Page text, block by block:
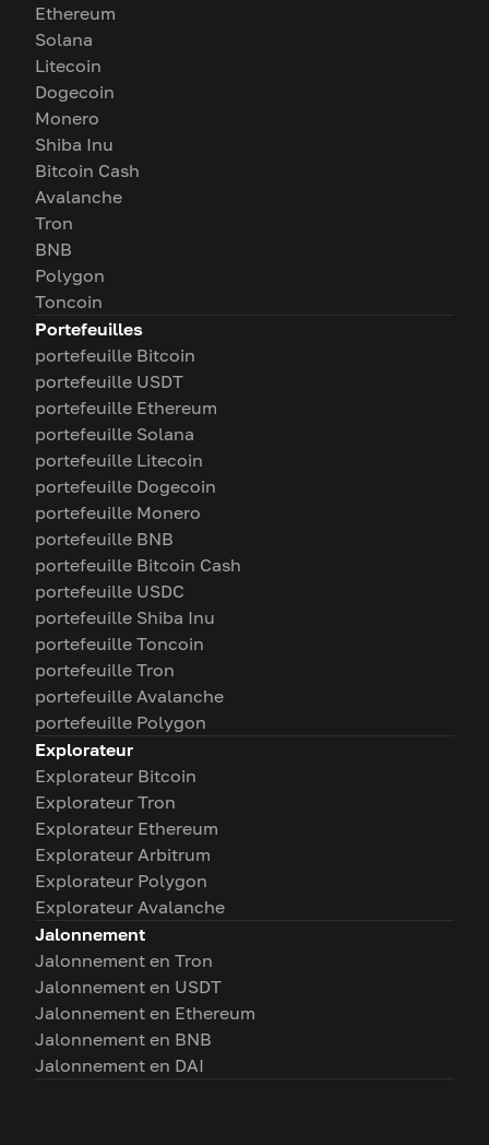
Ethereum
Solana
Litecoin
Dogecoin
Monero
Shiba Inu
Bitcoin Cash
Avalanche
Tron
BNB
Polygon
Toncoin
Portefeuilles
portefeuille Bitcoin
portefeuille USDT
portefeuille Ethereum
portefeuille Solana
portefeuille Litecoin
portefeuille Dogecoin
portefeuille Monero
portefeuille BNB
portefeuille Bitcoin Cash
portefeuille USDC
portefeuille Shiba Inu
portefeuille Toncoin
portefeuille Tron
portefeuille Avalanche
portefeuille Polygon
Explorateur
Explorateur Bitcoin
Explorateur Tron
Explorateur Ethereum
Explorateur Arbitrum
Explorateur Polygon
Explorateur Avalanche
Jalonnement
Jalonnement en Tron
Jalonnement en USDT
Jalonnement en Ethereum
Jalonnement en BNB
Jalonnement en DAI